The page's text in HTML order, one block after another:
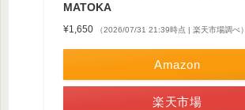
MATOKA
¥1,650 （2026/07/31 21:39時点 | 楽天市場調べ）
Amazon
楽天市場